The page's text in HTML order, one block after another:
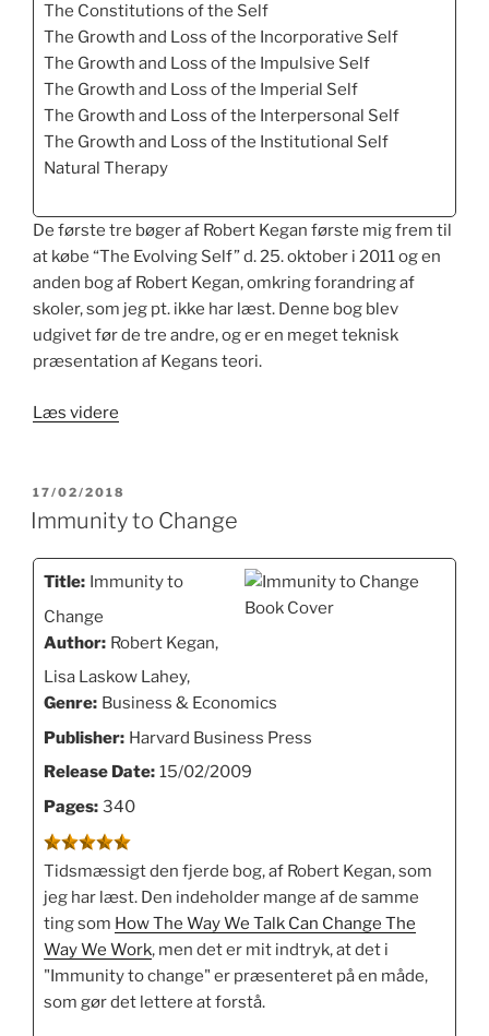
The Constitutions of the Self
The Growth and Loss of the Incorporative Self
The Growth and Loss of the Impulsive Self
The Growth and Loss of the Imperial Self
The Growth and Loss of the Interpersonal Self
The Growth and Loss of the Institutional Self
Natural Therapy
De første tre bøger af Robert Kegan første mig frem til
at købe “The Evolving Self” d. 25. oktober i 2011 og en
anden bog af Robert Kegan, omkring forandring af
skoler, som jeg pt. ikke har læst. Denne bog blev
udgivet før de tre andre, og er en meget teknisk
præsentation af Kegans teori.
Læs videre
UDGIVET
DEN
17/02/2018
Immunity to Change
Title: Immunity to
Change
Author: Robert Kegan,
Lisa Laskow Lahey,
Genre: Business & Economics
Publisher: Harvard Business Press
Release Date: 15/02/2009
Pages: 340
Tidsmæssigt den fjerde bog, af Robert Kegan, som
jeg har læst. Den indeholder mange af de samme
ting som How The Way We Talk Can Change The
Way We Work, men det er mit indtryk, at det i
"Immunity to change" er præsenteret på en måde,
som gør det lettere at forstå.